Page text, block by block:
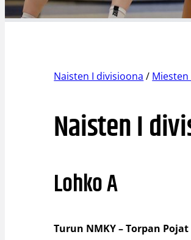
Naisten I divisioona /
Naisten I
Lohko A
Turun NMKY – Torpan Pojat